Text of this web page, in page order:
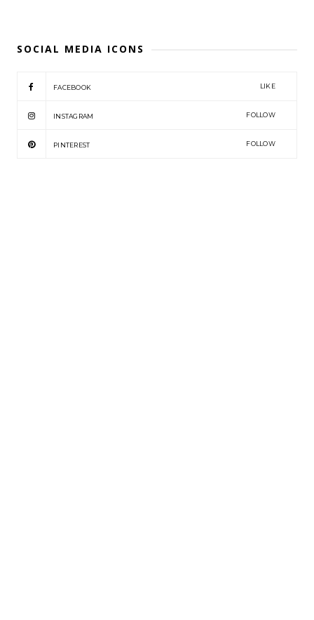
SOCIAL MEDIA ICONS
FACEBOOK LIKE
INSTAGRAM FOLLOW
PINTEREST FOLLOW